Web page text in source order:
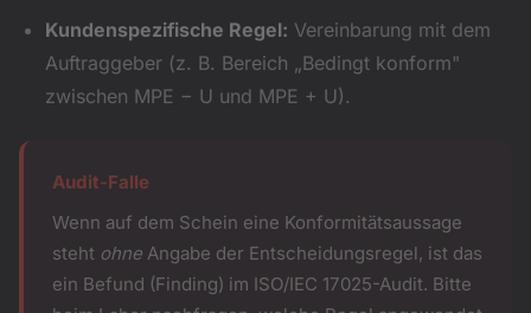
Kundenspezifische Regel: Vereinbarung mit dem
Auftraggeber (z. B. Bereich „Bedingt konform"
zwischen MPE − U und MPE + U).
Audit-Falle
Wenn auf dem Schein eine Konformitätsaussage
steht ohne Angabe der Entscheidungsregel, ist das
ein Befund (Finding) im ISO/IEC 17025-Audit. Bitte